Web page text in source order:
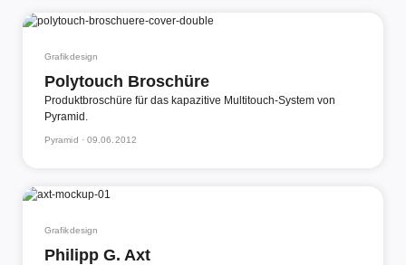
Grafikdesign
Polytouch Broschüre
Produktbroschüre für das kapazitive Multitouch-System von
Pyramid.
Pyramid · 09.06.2012
Grafikdesign
Philipp G. Axt